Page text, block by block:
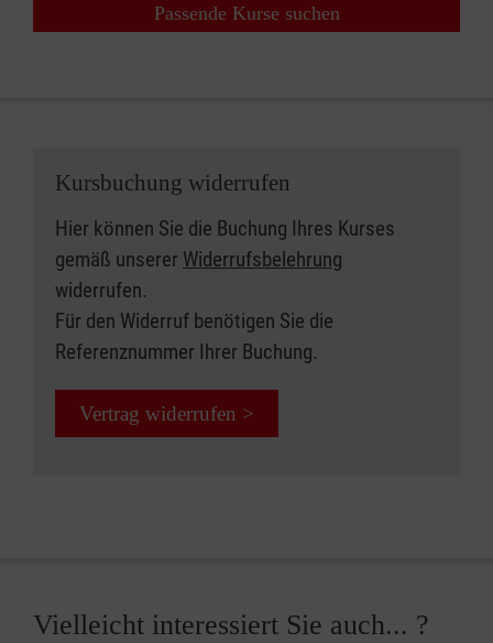
Passende Kurse suchen
Kursbuchung widerrufen
Hier können Sie die Buchung Ihres Kurses
gemäß unserer Widerrufsbelehrung
widerrufen.
Für den Widerruf benötigen Sie die
Referenznummer Ihrer Buchung.
Vertrag widerrufen >
Vielleicht interessiert Sie auch... ?